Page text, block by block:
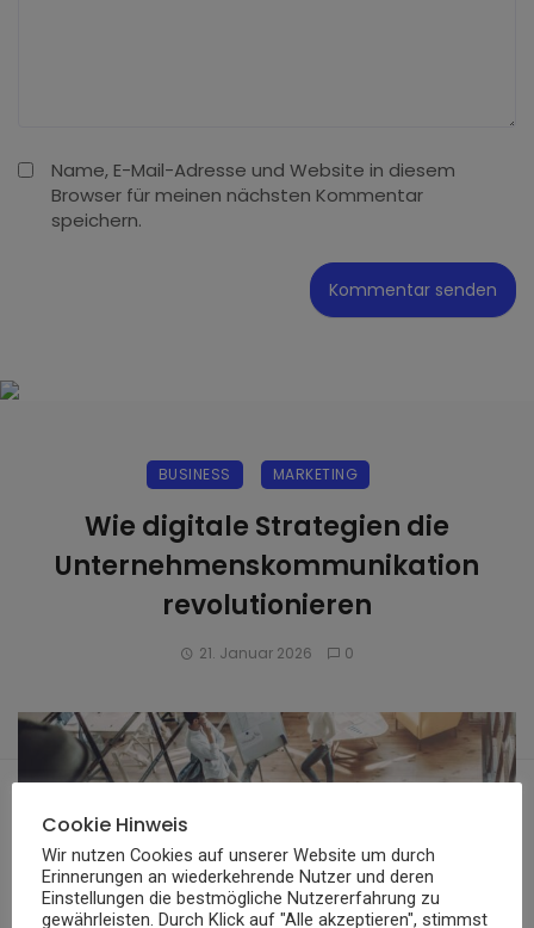
Name, E-Mail-Adresse und Website in diesem
Browser für meinen nächsten Kommentar
speichern.
BUSINESS MARKETING
Wie digitale Strategien die
Unternehmenskommunikation
revolutionieren
21. Januar 2026 0
Cookie Hinweis
Wir nutzen Cookies auf unserer Website um durch
Erinnerungen an wiederkehrende Nutzer und deren
Einstellungen die bestmögliche Nutzererfahrung zu
gewährleisten. Durch Klick auf "Alle akzeptieren", stimmst